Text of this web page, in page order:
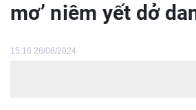
mơ’ niêm yết dở
15:16 26/08/2024